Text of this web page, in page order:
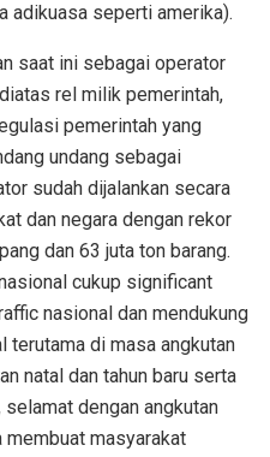
adikuasa seperti amerika).
saat ini sebagai operator
rel milik pemerintah,
pemerintah yang
undang sebagai
sudah dijalankan secara
dan negara dengan rekor
dan 63 juta ton barang.
cukup significant
nasional dan mendukung
di masa angkutan
natal dan tahun baru serta
dengan angkutan
membuat masyarakat